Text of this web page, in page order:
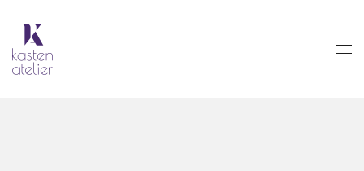
Skip to main content